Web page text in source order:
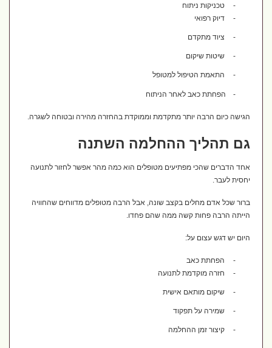
טכניקות ניתוח
דיוק רפואי
ציוד מתקדם
שיטות שיקום
התאמת הטיפול למטופל
הפחתת כאב לאחר הניתוח
הגישה כיום הרבה יותר מתקדמת וממוקדת בהחזרה מהירה ובטוחה לשגרה.
גם תהליך ההחלמה השתנה
אחד הדברים שהכי מפתיעים מטופלים הוא כמה מהר אפשר לחזור לתנועה
יחסית לעבר.
ברור שכל אדם מחלים בקצב שונה, אבל הרבה מטופלים מדווחים שהחוויה
הייתה הרבה פחות קשה ממה שהם פחדו.
היום יש דגש עצום על:
הפחתת כאב
חזרה מוקדמת לתנועה
שיקום מותאם אישית
שמירה על תפקוד
קיצור זמן ההחלמה